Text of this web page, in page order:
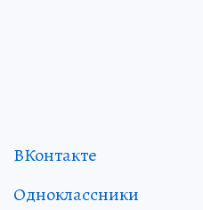
ВКонтакте
Одноклассники